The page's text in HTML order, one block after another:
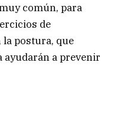
común, para
de
postura, que
ayudarán a prevenir